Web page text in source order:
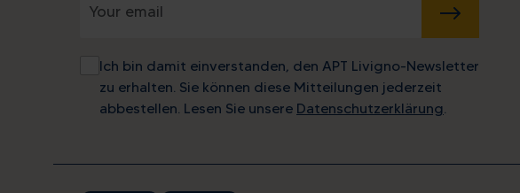
SENDEN
Ich bin damit einverstanden, den APT Livigno-Newsletter
zu erhalten. Sie können diese Mitteilungen jederzeit
abbestellen. Lesen Sie unsere Datenschutzerklärung